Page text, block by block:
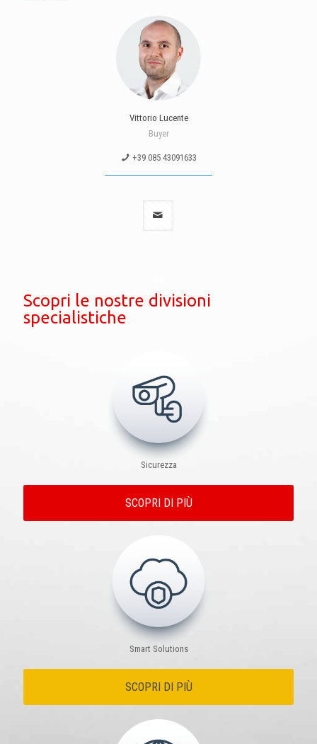
Vittorio Lucente
Buyer
+39 085 43091633
Scopri le nostre divisioni
specialistiche
Sicurezza
SCOPRI DI PIÙ
Smart Solutions
SCOPRI DI PIÙ